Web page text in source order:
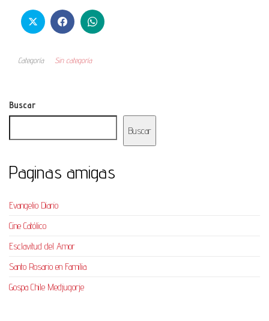
Categoría Sin categoría
Buscar
Buscar
Paginas amigas
Evangelio Diario
Cine Católico
Esclavitud del Amor
Santo Rosario en Familia
Gospa Chile Medjugorje